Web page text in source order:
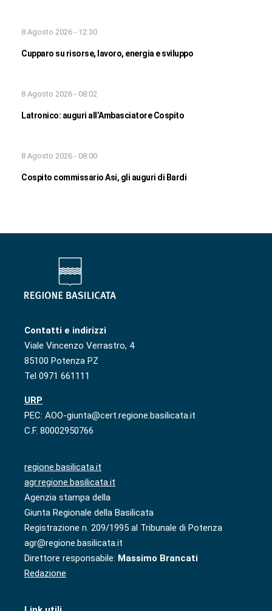
8 Agosto 2026 - 12:30
Cupparo su risorse, lavoro, energia e sviluppo
8 Agosto 2026 - 08:02
Latronico: auguri all’Ambasciatore Cospito
8 Agosto 2026 - 08:00
Cospito commissario Asi, gli auguri di Bardi
Contatti e indirizzi
Viale Vincenzo Verrastro, 4
85100 Potenza PZ
Tel 0971 661111
URP
PEC: AOO-giunta@cert.regione.basilicata.it
C.F. 80002950766
regione.basilicata.it
agr.regione.basilicata.it
Agenzia stampa della
Giunta Regionale della Basilicata
Registrazione n. 209/1995 al Tribunale di Potenza
agr@regione.basilicata.it
Direttore responsabile: Massimo Brancati
Redazione